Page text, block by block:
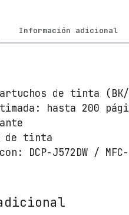
Información adicional
de tinta (BK/
hasta 200
de tinta
DCP-J572DW /